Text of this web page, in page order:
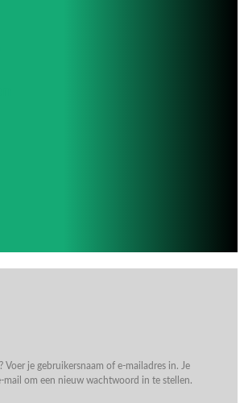
Voer je gebruikersnaam of e-mailadres in. Je
mail om een nieuw wachtwoord in te stellen.